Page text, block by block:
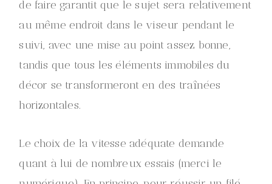
de faire garantit que le sujet sera relativement
au même endroit dans le viseur pendant le
suivi, avec une mise au point assez bonne,
tandis que tous les éléments immobiles du
décor se transformeront en des traînées
horizontales.
Le choix de la vitesse adéquate demande
quant à lui de nombreux essais (merci le